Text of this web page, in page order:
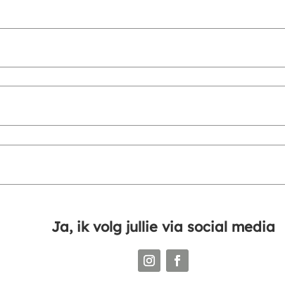
Ja, ik volg jullie via social media